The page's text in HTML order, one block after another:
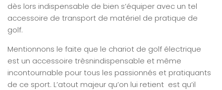
dès lors indispensable de bien s’équiper avec un tel
accessoire de transport de matériel de pratique de
golf.
Mentionnons le faite que le chariot de golf électrique
est un accessoire trèsnindispensable et même
incontournable pour tous les passionnés et pratiquants
de ce sport. L’atout majeur qu’on lui retient est qu’il